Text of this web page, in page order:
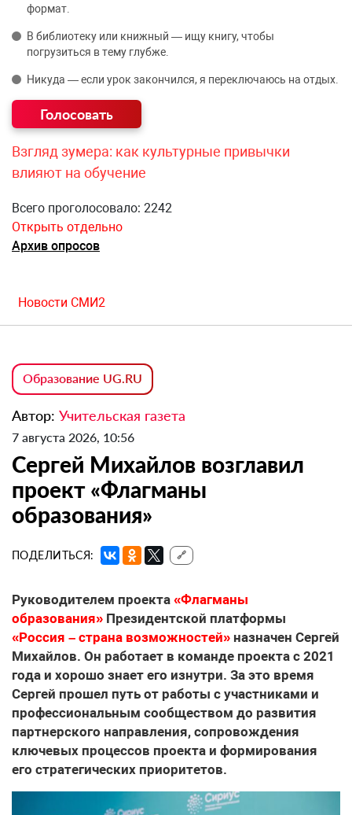
формат.
В библиотеку или книжный — ищу книгу, чтобы
погрузиться в тему глубже.
Никуда — если урок закончился, я переключаюсь на отдых.
Взгляд зумера: как культурные привычки
влияют на обучение
Всего проголосовало: 2242
Открыть отдельно
Архив опросов
Новости СМИ2
Образование UG.RU
Автор: Учительская газета
7 августа 2026, 10:56
Сергей Михайлов возглавил
проект «Флагманы
образования»
ПОДЕЛИТЬСЯ: 🔗
Руководителем проекта «Флагманы
образования» Президентской платформы
«Россия – страна возможностей» назначен Сергей
Михайлов. Он работает в команде проекта с 2021
года и хорошо знает его изнутри. За это время
Сергей прошел путь от работы с участниками и
профессиональным сообществом до развития
партнерского направления, сопровождения
ключевых процессов проекта и формирования
его стратегических приоритетов.